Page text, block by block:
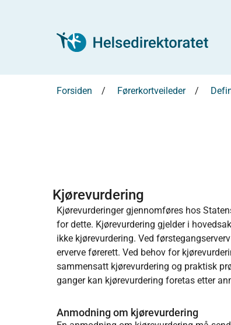
Forsiden Førerkortveileder
Kjørevurdering
Kjørevurderinger gjennomføres hos
for dette. Kjørevurdering gjelder i
ikke kjørevurdering. Ved
erverve førerett. Ved behov for
sammensatt kjørevurdering og praktisk
ganger kan kjørevurdering foretas etter
Anmodning om kjørevurdering